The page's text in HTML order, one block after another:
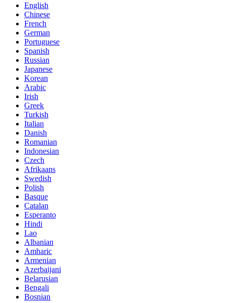
English
Chinese
French
German
Portuguese
Spanish
Russian
Japanese
Korean
Arabic
Irish
Greek
Turkish
Italian
Danish
Romanian
Indonesian
Czech
Afrikaans
Swedish
Polish
Basque
Catalan
Esperanto
Hindi
Lao
Albanian
Amharic
Armenian
Azerbaijani
Belarusian
Bengali
Bosnian